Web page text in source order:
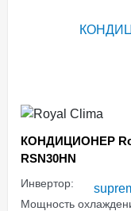
КОНДИЦИОНЕР
RSN30HN
Инвертор:
Мощность